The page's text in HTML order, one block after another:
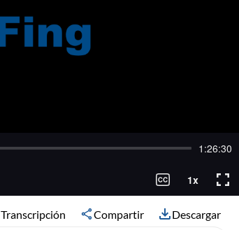
Transcripción Compartir Descargar